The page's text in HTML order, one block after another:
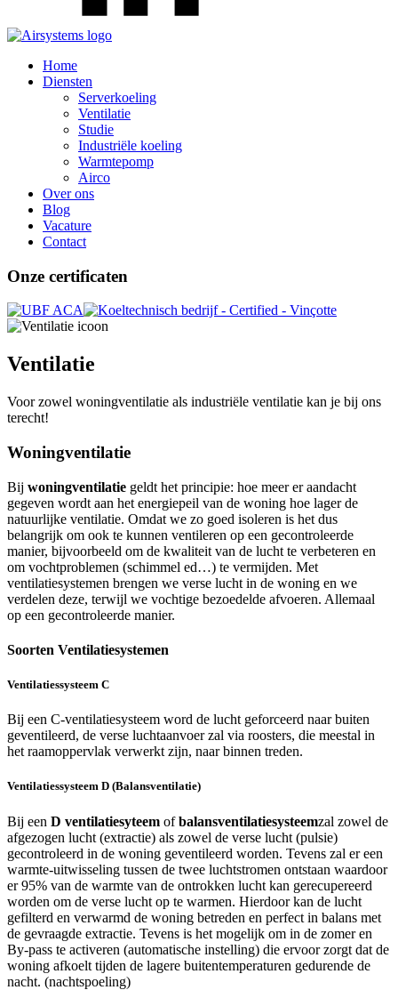
Home
Diensten
Serverkoeling
Ventilatie
Studie
Industriële koeling
Warmtepomp
Airco
Over ons
Blog
Vacature
Contact
Onze certificaten
Ventilatie
Voor zowel woningventilatie als industriële ventilatie kan je bij ons
terecht!
Woningventilatie
Bij woningventilatie geldt het principie: hoe meer er aandacht
gegeven wordt aan het energiepeil van de woning hoe lager de
natuurlijke ventilatie. Omdat we zo goed isoleren is het dus
belangrijk om ook te kunnen ventileren op een gecontroleerde
manier, bijvoorbeeld om de kwaliteit van de lucht te verbeteren en
om vochtproblemen (schimmel ed…) te vermijden. Met
ventilatiesystemen brengen we verse lucht in de woning en we
verdelen deze, terwijl we vochtige bezoedelde afvoeren. Allemaal
op een gecontroleerde manier.
Soorten Ventilatiesystemen
Ventilatiessysteem C
Bij een C-ventilatiesysteem word de lucht geforceerd naar buiten
geventileerd, de verse luchtaanvoer zal via roosters, die meestal in
het raamoppervlak verwerkt zijn, naar binnen treden.
Ventilatiessysteem D (Balansventilatie)
Bij een D ventilatiesyteem ofbalansventilatiesysteemzal zowel de
afgezogen lucht (extractie) als zowel de verse lucht (pulsie)
gecontroleerd in de woning geventileerd worden. Tevens zal er een
warmte-uitwisseling tussen de twee luchtstromen ontstaan waardoor
er 95% van de warmte van de ontrokken lucht kan gerecupereerd
worden om de verse lucht op te warmen. Hierdoor kan de lucht
gefilterd en verwarmd de woning betreden en perfect in balans met
de gevraagde extractie. Tevens is het mogelijk om in de zomer en
By-pass te activeren (automatische instelling) die ervoor zorgt dat de
woning afkoelt tijden de lagere buitentemperaturen gedurende de
nacht. (nachtspoeling)